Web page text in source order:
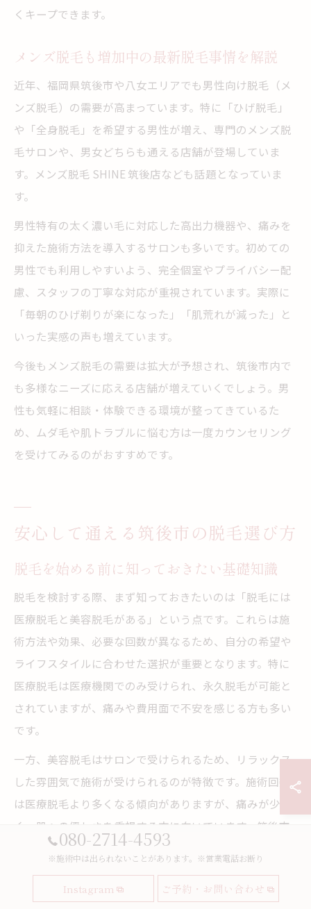
くキープできます。
メンズ脱毛も増加中の最新脱毛事情を解説
近年、福岡県筑後市や八女エリアでも男性向け脱毛（メ
ンズ脱毛）の需要が高まっています。特に「ひげ脱毛」
や「全身脱毛」を希望する男性が増え、専門のメンズ脱
毛サロンや、男女どちらも通える店舗が登場していま
す。メンズ脱毛 SHINE 筑後店なども話題となっていま
す。
男性特有の太く濃い毛に対応した高出力機器や、痛みを
抑えた施術方法を導入するサロンも多いです。初めての
男性でも利用しやすいよう、完全個室やプライバシー配
慮、スタッフの丁寧な対応が重視されています。実際に
「毎朝のひげ剃りが楽になった」「肌荒れが減った」と
いった実感の声も増えています。
今後もメンズ脱毛の需要は拡大が予想され、筑後市内で
も多様なニーズに応える店舗が増えていくでしょう。男
性も気軽に相談・体験できる環境が整ってきているた
め、ムダ毛や肌トラブルに悩む方は一度カウンセリング
を受けてみるのがおすすめです。
安心して通える筑後市の脱毛選び方
脱毛を始める前に知っておきたい基礎知識
脱毛を検討する際、まず知っておきたいのは「脱毛には
医療脱毛と美容脱毛がある」という点です。これらは施
術方法や効果、必要な回数が異なるため、自分の希望や
ライフスタイルに合わせた選択が重要となります。特に
医療脱毛は医療機関でのみ受けられ、永久脱毛が可能と
されていますが、痛みや費用面で不安を感じる方も多い
です。
一方、美容脱毛はサロンで受けられるため、リラックス
した雰囲気で施術が受けられるのが特徴です。施術回数
は医療脱毛より多くなる傾向がありますが、痛みが少な
く、肌への優しさを重視する方に向いています。筑後市
内でも、プライベート空間で落ち着いて施術を受けられ
とができます。
080-2714-4593
※施術中は出られないことがあります。※営業電話お断り
Instagram ご予約・お問い合わせ